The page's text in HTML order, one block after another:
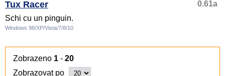
Tux Racer
0.61a
Schi cu un pinguin.
Windows 98/XP/Vista/7/8/10
Zobrazeno 1 - 20
Zobrazovat po